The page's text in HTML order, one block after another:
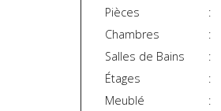
Pièces
Chambres
Salles de Bains
Étages
Meublé